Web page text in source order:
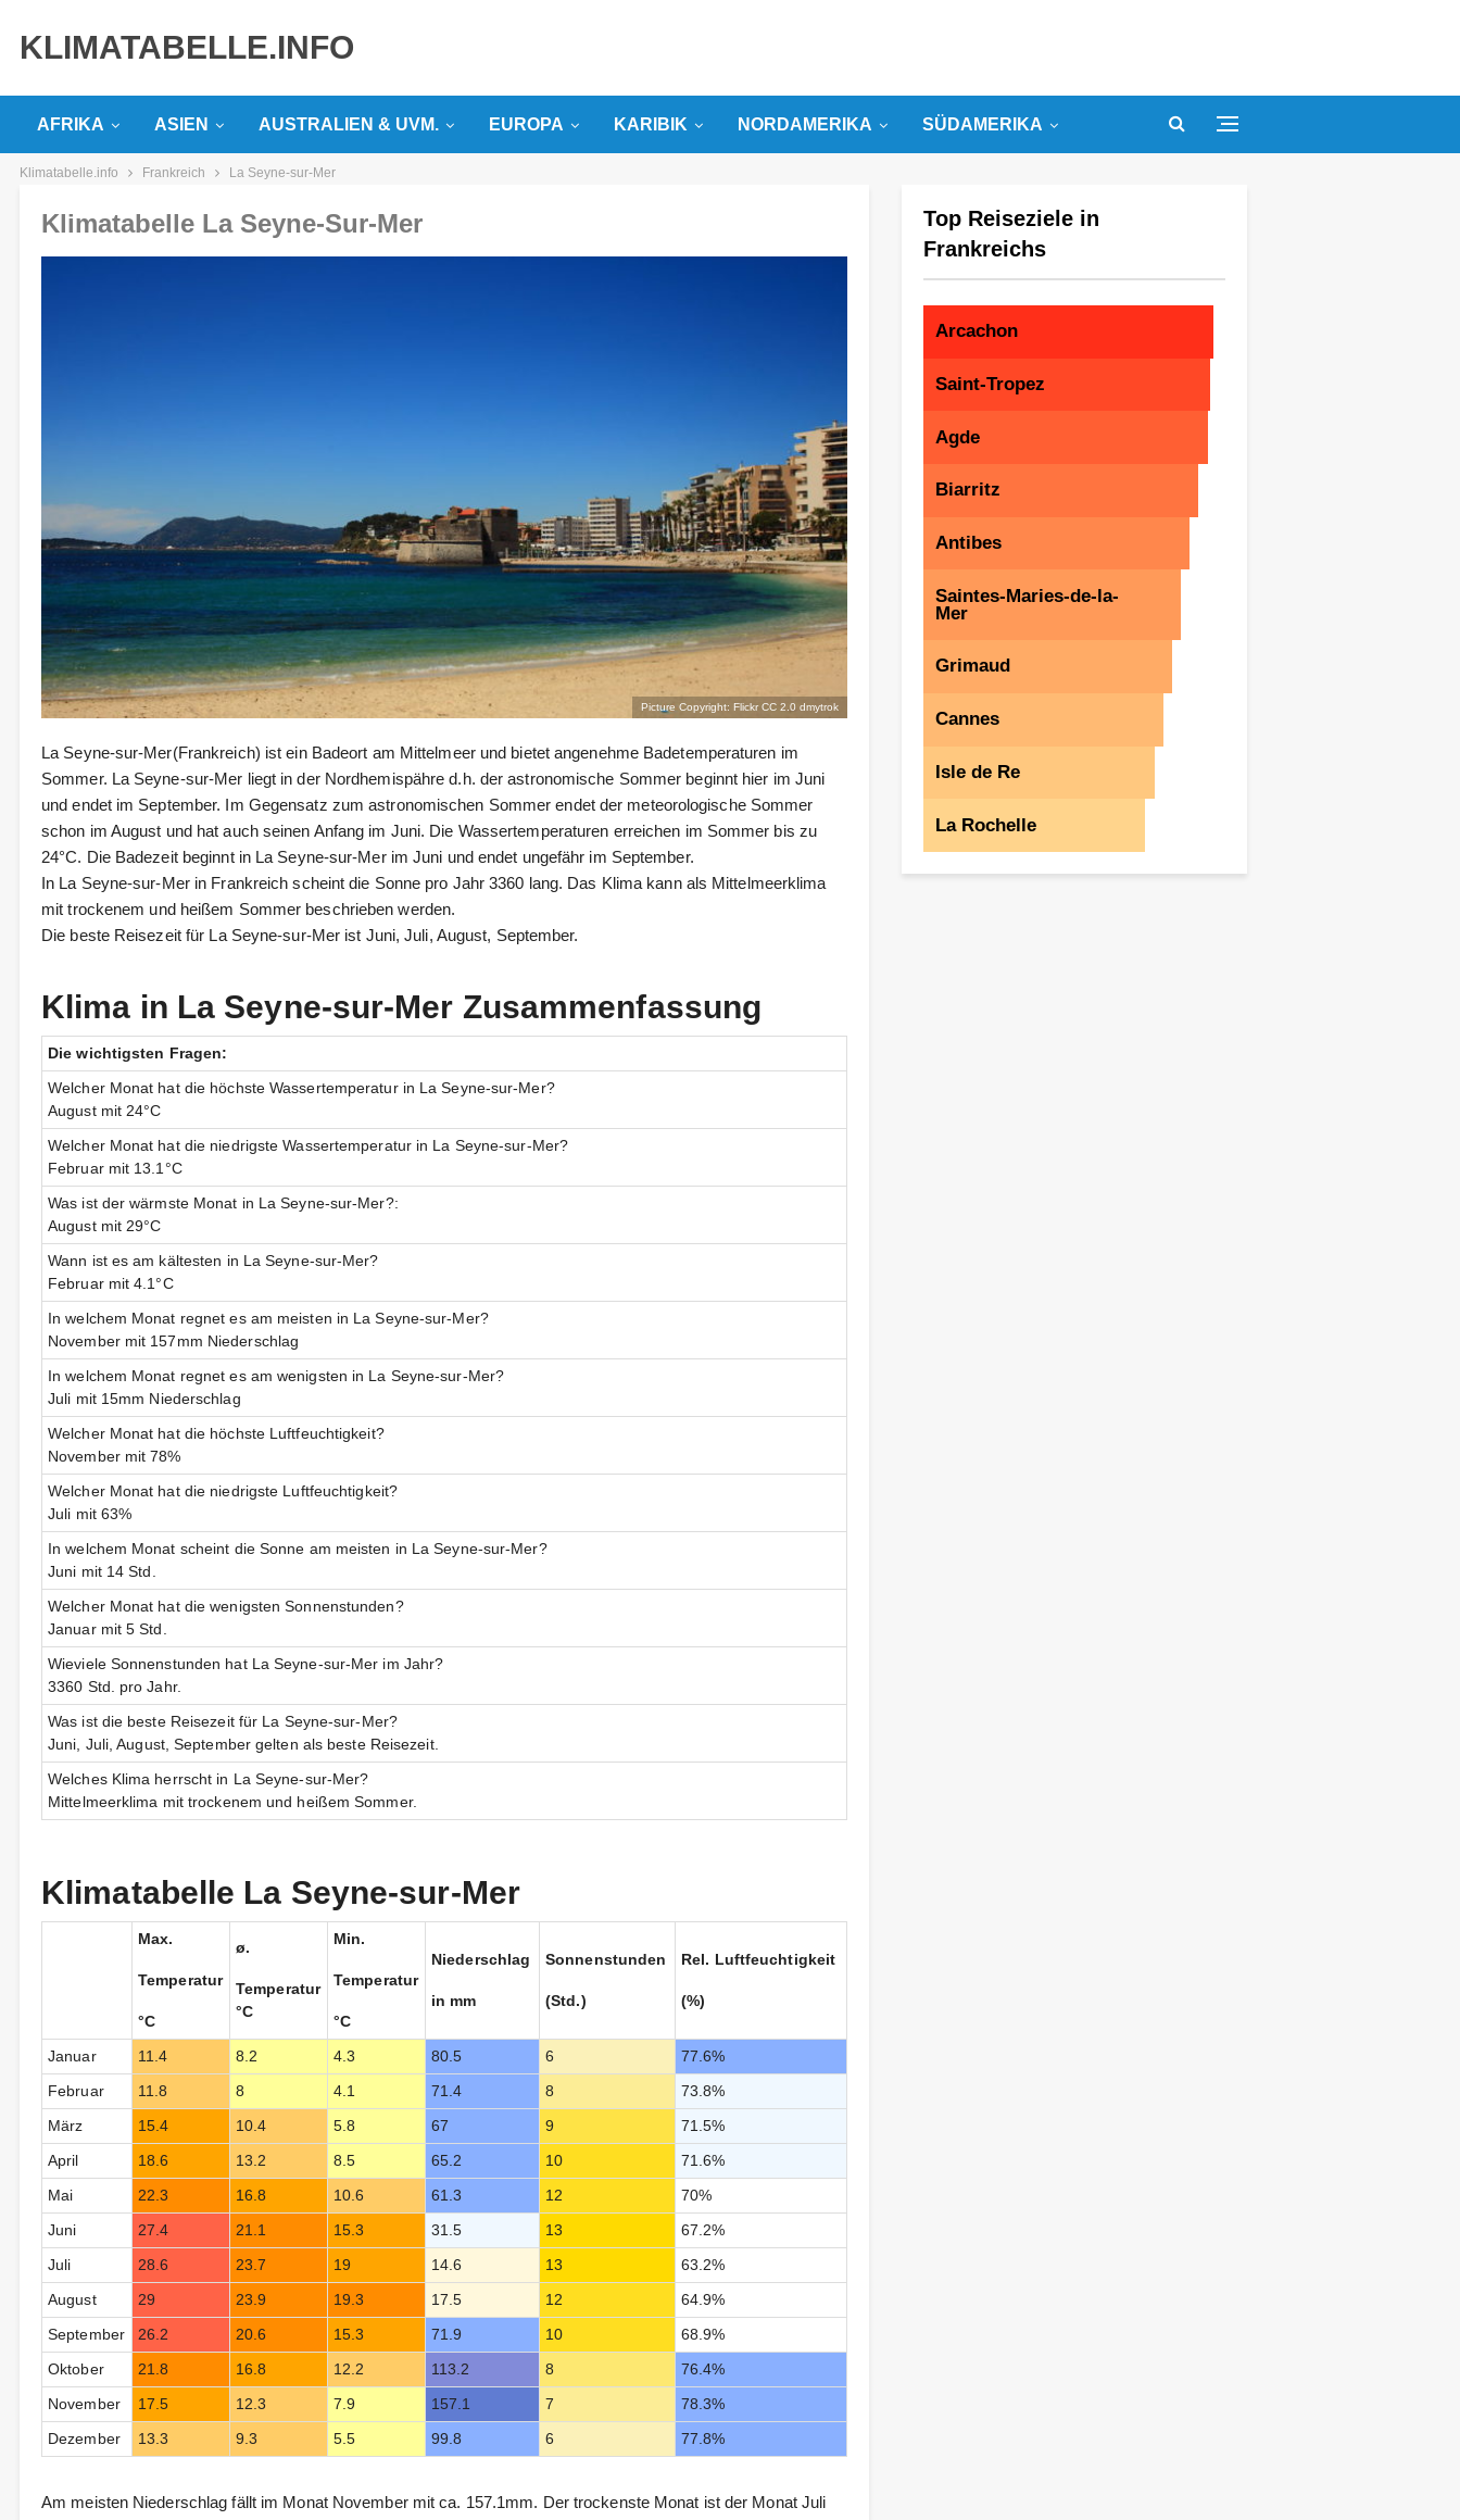
KLIMATABELLE.INFO
AFRIKA ASIEN AUSTRALIEN & UVM. EUROPA KARIBIK NORDAMERIKA SÜDAMERIKA
Klimatabelle.info Frankreich La Seyne-sur-Mer
Klimatabelle La Seyne-Sur-Mer
Picture Copyright: Flickr CC 2.0 dmytrok
La Seyne-sur-Mer(Frankreich) ist ein Badeort am Mittelmeer und bietet angenehme Badetemperaturen im
Sommer. La Seyne-sur-Mer liegt in der Nordhemispähre d.h. der astronomische Sommer beginnt hier im Juni
und endet im September. Im Gegensatz zum astronomischen Sommer endet der meteorologische Sommer
schon im August und hat auch seinen Anfang im Juni. Die Wassertemperaturen erreichen im Sommer bis zu
24°C. Die Badezeit beginnt in La Seyne-sur-Mer im Juni und endet ungefähr im September.
In La Seyne-sur-Mer in Frankreich scheint die Sonne pro Jahr 3360 lang. Das Klima kann als Mittelmeerklima
mit trockenem und heißem Sommer beschrieben werden.
Die beste Reisezeit für La Seyne-sur-Mer ist Juni, Juli, August, September.
Klima in La Seyne-sur-Mer Zusammenfassung
Die wichtigsten Fragen:
Welcher Monat hat die höchste Wassertemperatur in La Seyne-sur-Mer?
August mit 24°C
Welcher Monat hat die niedrigste Wassertemperatur in La Seyne-sur-Mer?
Februar mit 13.1°C
Was ist der wärmste Monat in La Seyne-sur-Mer?:
August mit 29°C
Wann ist es am kältesten in La Seyne-sur-Mer?
Februar mit 4.1°C
In welchem Monat regnet es am meisten in La Seyne-sur-Mer?
November mit 157mm Niederschlag
In welchem Monat regnet es am wenigsten in La Seyne-sur-Mer?
Juli mit 15mm Niederschlag
Welcher Monat hat die höchste Luftfeuchtigkeit?
November mit 78%
Welcher Monat hat die niedrigste Luftfeuchtigkeit?
Juli mit 63%
In welchem Monat scheint die Sonne am meisten in La Seyne-sur-Mer?
Juni mit 14 Std.
Welcher Monat hat die wenigsten Sonnenstunden?
Januar mit 5 Std.
Wieviele Sonnenstunden hat La Seyne-sur-Mer im Jahr?
3360 Std. pro Jahr.
Was ist die beste Reisezeit für La Seyne-sur-Mer?
Juni, Juli, August, September gelten als beste Reisezeit.
Welches Klima herrscht in La Seyne-sur-Mer?
Mittelmeerklima mit trockenem und heißem Sommer.
Klimatabelle La Seyne-sur-Mer
Max.
Temperatur
°C
ø.
Temperatur
°C
Min.
Temperatur
°C
Niederschlag
in mm
Sonnenstunden
(Std.)
Rel. Luftfeuchtigkeit
(%)
Januar 11.4 8.2 4.3 80.5 6 77.6%
Februar 11.8 8 4.1 71.4 8 73.8%
März 15.4 10.4 5.8 67 9 71.5%
April 18.6 13.2 8.5 65.2 10 71.6%
Mai 22.3 16.8 10.6 61.3 12 70%
Juni 27.4 21.1 15.3 31.5 13 67.2%
Juli 28.6 23.7 19 14.6 13 63.2%
August 29 23.9 19.3 17.5 12 64.9%
September 26.2 20.6 15.3 71.9 10 68.9%
Oktober 21.8 16.8 12.2 113.2 8 76.4%
November 17.5 12.3 7.9 157.1 7 78.3%
Dezember 13.3 9.3 5.5 99.8 6 77.8%
Am meisten Niederschlag fällt im Monat November mit ca. 157.1mm. Der trockenste Monat ist der Monat Juli
Top Reiseziele in
Frankreichs
Arcachon
Saint-Tropez
Agde
Biarritz
Antibes
Saintes-Maries-de-la-
Mer
Grimaud
Cannes
Isle de Re
La Rochelle